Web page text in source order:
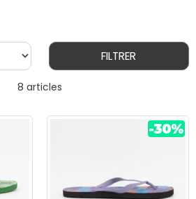
8 articles
FILTRER